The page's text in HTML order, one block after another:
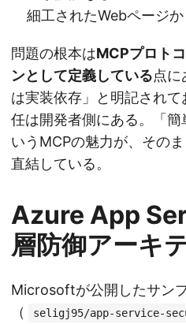
細工されたWebページ
問題の根本はMCPプロト
ンとして定義している点に
は実装依存」と明記され
任は開発者側にある。「
いうMCPの魅力が、その
直結している。
Azure App
層防御アーキ
Microsoftが公開したサン
（
seligj95/app-service-